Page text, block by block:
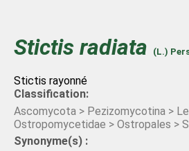
Stictis radiata (L.)
Stictis rayonné
Classification:
Ascomycota > Pezizomycotina >
Ostropomycetidae > Ostropales >
Synonyme(s) :